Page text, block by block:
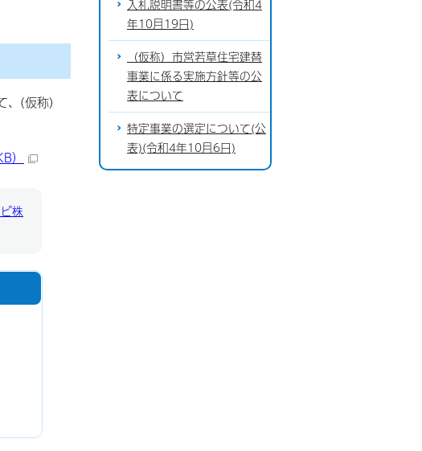
、(仮称)
）
株
入札説明書等の公表(令和4
年10月19日)
（仮称）市営若草住宅建替
事業に係る実施方針等の公
表について
特定事業の選定について(公
表)(令和4年10月6日)